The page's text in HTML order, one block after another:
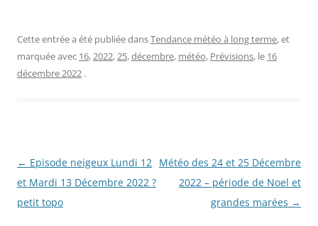
Cette entrée a été publiée dansTendance météo à long terme, et
marquée avec 16,2022,25,décembre, météo, Prévisions, le 16
décembre 2022 .
Navigation
des
articles
← Episode neigeux Lundi 12
et Mardi 13 Décembre 2022 ?
petit topo
Météo des 24 et 25 Décembre
2022 – période de Noel et
grandes marées →